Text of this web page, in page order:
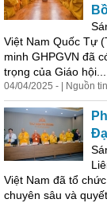
Việt Nam Quốc Tự
minh GHPGVN đã
trọng của Giáo hội....
04/04/2025 - | Nguồn
Việt Nam đã tổ
chuyên sâu và